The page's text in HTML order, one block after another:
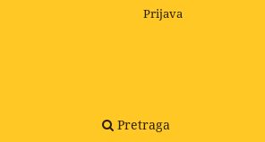
Pretraga
Prijava